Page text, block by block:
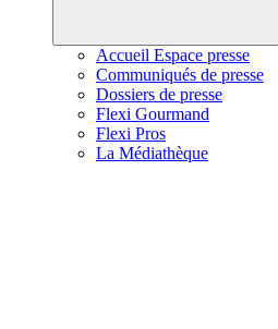
Accueil Espace presse
Communiqués de presse
Dossiers de presse
Flexi Gourmand
Flexi Pros
La Médiathèque